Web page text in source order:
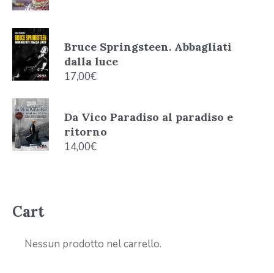
Bruce Springsteen. Abbagliati
dalla luce
17,00€
Da Vico Paradiso al paradiso e
ritorno
14,00€
Cart
Nessun prodotto nel carrello.